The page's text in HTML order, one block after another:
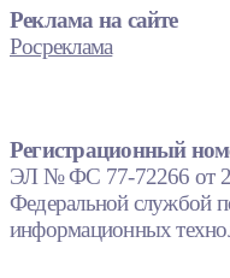
Реклама на сайте
Росреклама
Регистрационный
ЭЛ № ФС 77-72266 от
Федеральной службой
информационных